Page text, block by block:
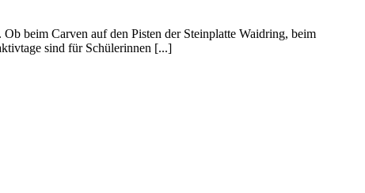
beim Carven auf den Pisten der Steinplatte Waidring, beim
sind für Schülerinnen [...]